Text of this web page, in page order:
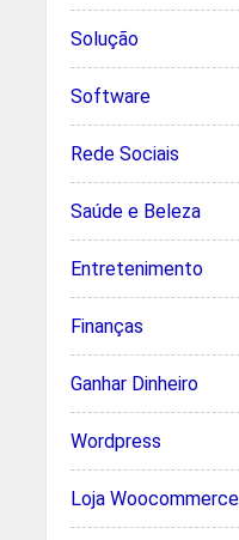
Solução
Software
Rede Sociais
Saúde e Beleza
Entretenimento
Finanças
Ganhar Dinheiro
Wordpress
Loja Woocommerce